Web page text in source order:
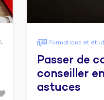
Formations et
Passer de
conseiller
astuces